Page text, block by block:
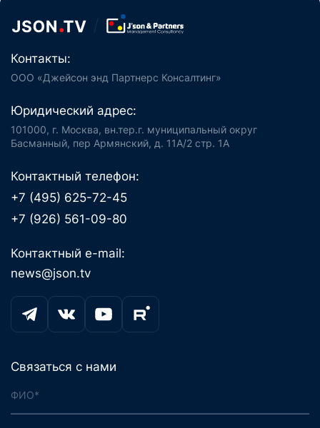
Контакты:
ООО «Джейсон энд Партнерс Консалтинг»
Юридический адрес:
101000, г. Москва, вн.тер.г. муниципальный округ
Басманный, пер Армянский, д. 11А/2 стр. 1А
Контактный телефон:
+7 (495) 625-72-45
+7 (926) 561-09-80
Контактный e-mail:
news@json.tv
Связаться с нами